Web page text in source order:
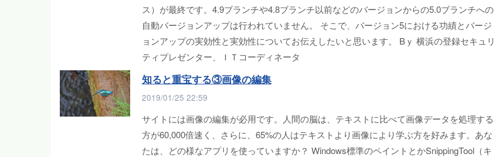
ス）が最終です。4.9ブランチや4.8ブランチ以前などのバージョンからの5.0ブランチへの
自動バージョンアップは行われていません。 そこで、バージョン5における功績とバージ
ョンアップの実効性と実効性についてお伝えしたいと思います。 Bｙ 横浜の登録セキュリ
ティプレゼンター、ＩＴコーディネータ
知ると重宝する③画像の編集
2019/01/25 22:59
サイトには画像の編集が必用です。人間の脳は、テキストに比べて画像データを処理する
方が60,000倍速く、さらに、65%の人はテキストより画像により学ぶ方を好みます。あな
たは、どの様なアプリを使っていますか？ Windows標準のペイントとかSnippingTool（キ